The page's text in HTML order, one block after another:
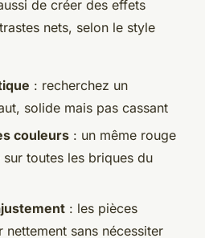
de créer des effets
nets, selon le style
: recherchez un
solide mais pas cassant
couleurs : un même rouge
toutes les briques du
: les pièces
sans nécessiter